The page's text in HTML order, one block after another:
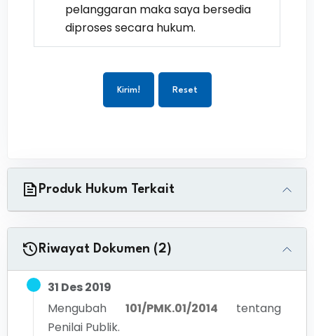
pelanggaran maka saya bersedia
diproses secara hukum.
Kirim! Reset
Produk Hukum Terkait
Riwayat Dokumen (2)
31 Des 2019
Mengubah
101/PMK.01/2014
tentang
Penilai Publik.